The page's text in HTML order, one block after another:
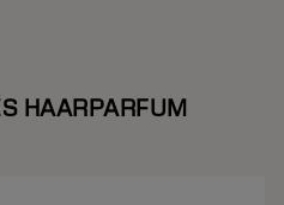
HAARPARFUM